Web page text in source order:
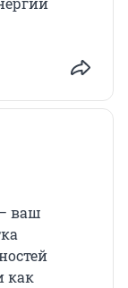
ваш
как